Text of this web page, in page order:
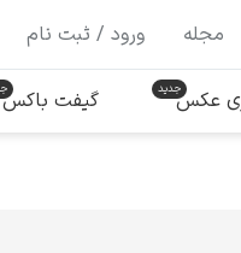
مجله ورود / ثبت نام
عکس گیفت باکس